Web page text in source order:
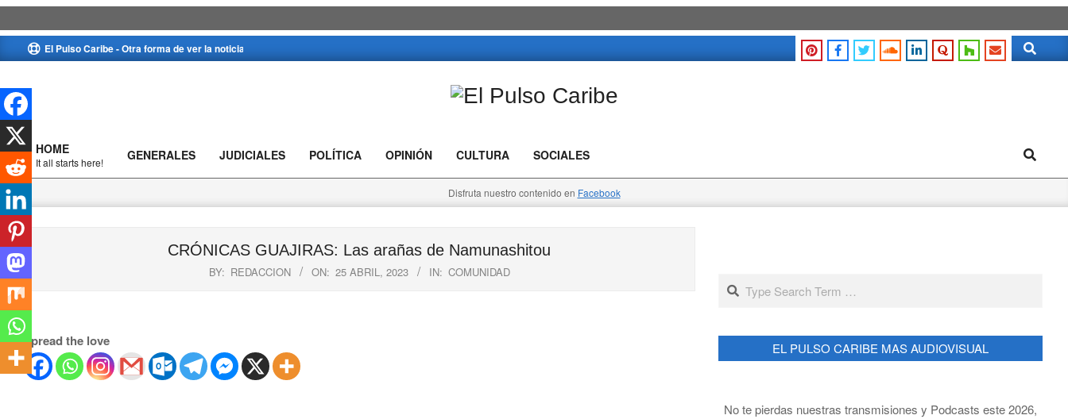
to
El Pulso Caribe - Otra forma de ver la noticia Search
Caribe
Primary
Navigation
Menu
HOME
It all starts here! GENERALES JUDICIALES POLÍTICA OPINIÓN CULTURA SOCIALES Search
Disfruta nuestro contenido en Facebook
CRÓNICAS GUAJIRAS: Las arañas de Namunashitou
BY: REDACCION ON: 25 ABRIL, 2023 IN: COMUNIDAD
Spread the love
Search
EL PULSO CARIBE MAS AUDIOVISUAL
No te pierdas nuestras transmisiones y Podcasts este 2026,